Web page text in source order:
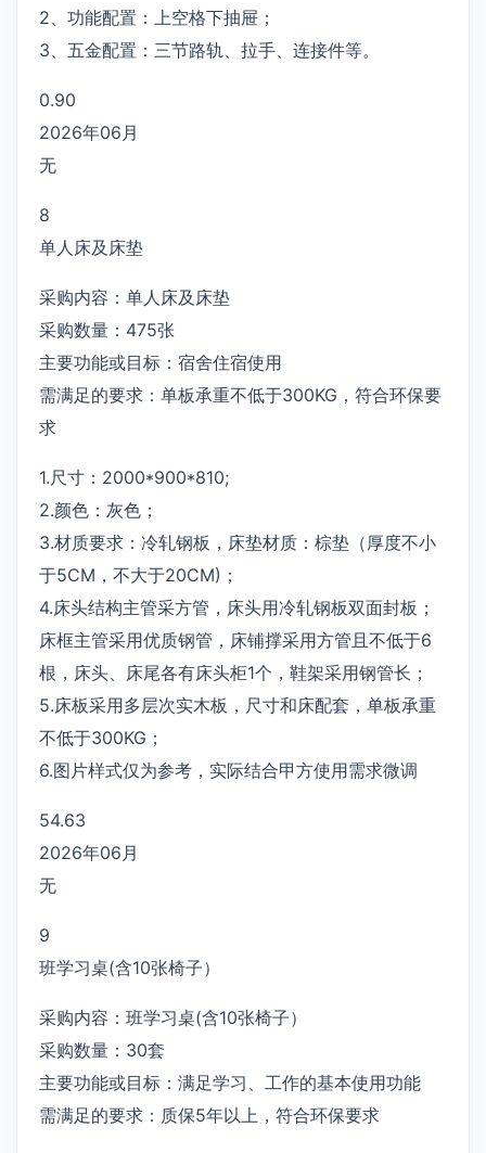
2、功能配置：上空格下抽屉；
3、五金配置：三节路轨、拉手、连接件等。
0.90
2026年06月
无
8
单人床及床垫
采购内容：单人床及床垫
采购数量：475张
主要功能或目标：宿舍住宿使用
需满足的要求：单板承重不低于300KG，符合环保要
求
1.尺寸：2000*900*810;
2.颜色：灰色；
3.材质要求：冷轧钢板，床垫材质：棕垫（厚度不小
于5CM，不大于20CM)；
4.床头结构主管采方管，床头用冷轧钢板双面封板；
床框主管采用优质钢管，床铺撑采用方管且不低于6
根，床头、床尾各有床头柜1个，鞋架采用钢管长；
5.床板采用多层次实木板，尺寸和床配套，单板承重
不低于300KG；
6.图片样式仅为参考，实际结合甲方使用需求微调
54.63
2026年06月
无
9
班学习桌(含10张椅子）
采购内容：班学习桌(含10张椅子）
采购数量：30套
主要功能或目标：满足学习、工作的基本使用功能
需满足的要求：质保5年以上，符合环保要求